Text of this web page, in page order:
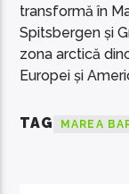
transformă în
Spitsbergen și
zona arctică
Europei și
TAG MAREA